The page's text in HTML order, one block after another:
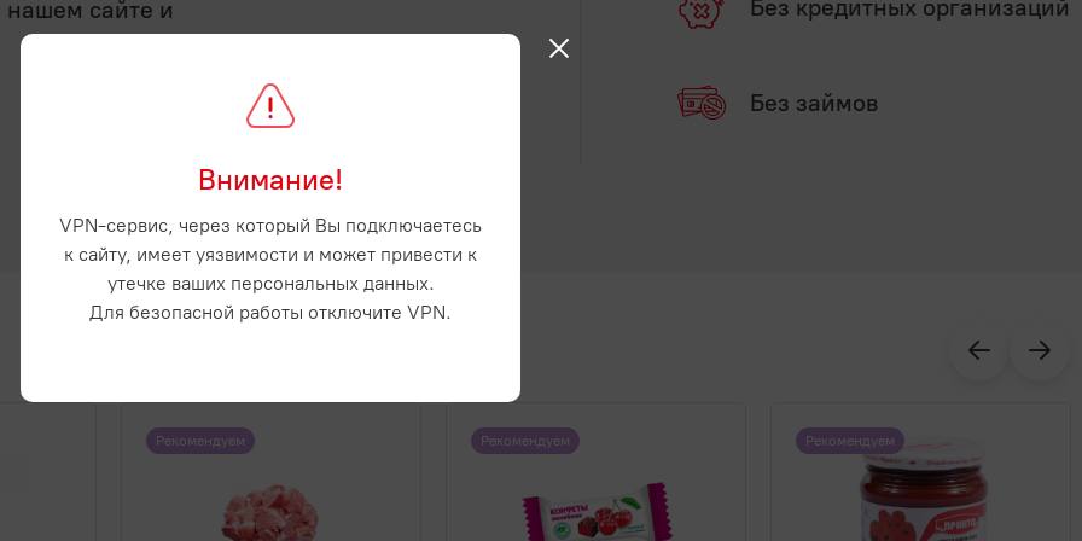
нашем сайте и Без кредитных организаций
Без займов
Рекомендуем Рекомендуем Рекомендуем
Внимание!
VPN-сервис, через который Вы подключаетесь
к сайту, имеет уязвимости и может привести к
утечке ваших персональных данных.
Для безопасной работы отключите VPN.